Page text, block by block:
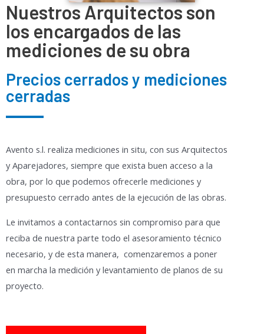
Nuestros Arquitectos son
los encargados de las
mediciones de su obra
Precios cerrados y mediciones
cerradas
Avento s.l. realiza mediciones in situ, con sus Arquitectos
y Aparejadores, siempre que exista buen acceso a la
obra, por lo que podemos ofrecerle mediciones y
presupuesto cerrado antes de la ejecución de las obras.
Le invitamos a contactarnos sin compromiso para que
reciba de nuestra parte todo el asesoramiento técnico
necesario, y de esta manera, comenzaremos a poner
en marcha la medición y levantamiento de planos de su
proyecto.